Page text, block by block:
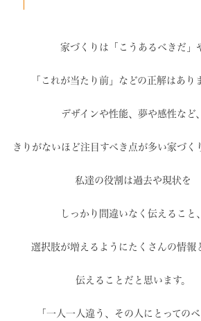
家づくりは「こうあるべきだ」
「これが当たり前」などの正解はあり
デザインや性能、夢や感性など、
きりがないほど注目すべき点が多い家づく
私達の役割は過去や現状を
しっかり間違いなく伝えること、
選択肢が増えるように たくさんの情報
伝えることだと思います。
「一人一人違う、その人にとってのベ